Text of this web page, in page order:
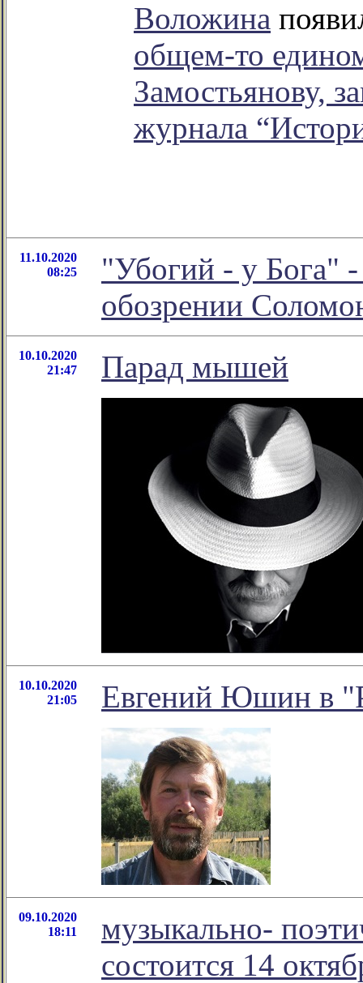
Воложина
общем-то
Замостьянову,
журнала
11.10.2020
08:25
"Убогий - у Бога" -
обозрении
10.10.2020
21:47
Парад мышей
10.10.2020
21:05
Евгений Юшин в
09.10.2020
18:11
музыкально-
состоится 14